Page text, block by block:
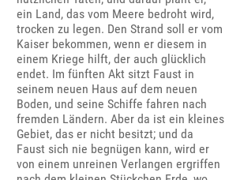
ein Land, das vom Meere bedroht wird,
trocken zu legen. Den Strand soll er vom
Kaiser bekommen, wenn er diesem in
einem Kriege hilft, der auch glücklich
endet. Im fünften Akt sitzt Faust in
seinem neuen Haus auf dem neuen
Boden, und seine Schiffe fahren nach
fremden Ländern. Aber da ist ein kleines
Gebiet, das er nicht besitzt; und da
Faust sich nie begnügen kann, wird er
von einem unreinen Verlangen ergriffen